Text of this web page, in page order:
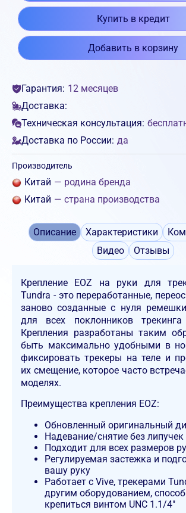
Купить в кредит
Добавить в корзину
Гарантия: 12 месяцев
Доставка:
Техническая консультация:
Доставка по России: да
Производитель
Китай — родина бренда
Китай — страна производства
Описание Характеристики
Видео
Отзывы
Крепление EOZ на руки для
Tundra - это переработанные,
заново созданные с нуля
для всех поклонников
Крепления разработаны таким
быть максимально удобными в
фиксировать трекеры на теле и
их смещение, которое часто
моделях.
Преимущества крепления EOZ:
Обновленный оригинальный
Надевание/снятие без липучек
Подходит для всех размеров
Регулируемая застежка и
вашу руку
Работает с Vive, трекерами
другим оборудованием,
крепиться винтом UNC 1.1/4"